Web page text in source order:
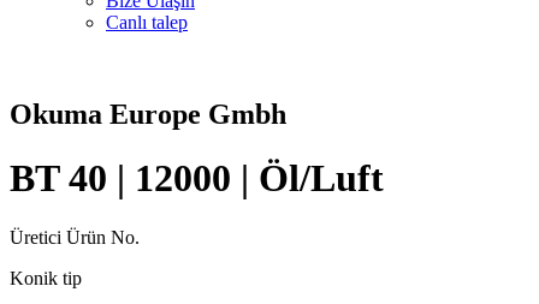
Canlı talep
Okuma Europe Gmbh
BT 40 | 12000 | Öl/Luft
Üretici Ürün No.
Konik tip